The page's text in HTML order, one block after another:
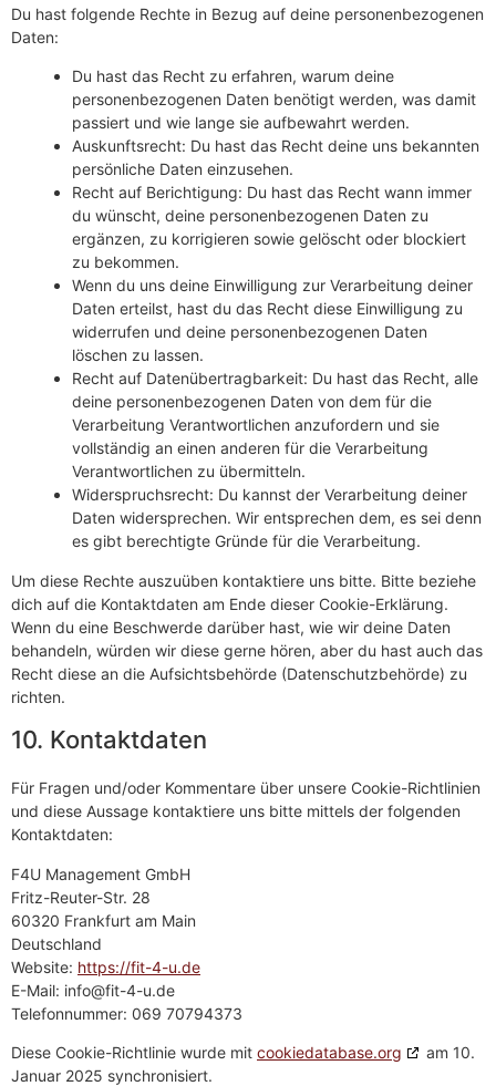
Du hast folgende Rechte in Bezug auf deine personenbezogenen
Daten:
Du hast das Recht zu erfahren, warum deine
personenbezogenen Daten benötigt werden, was damit
passiert und wie lange sie aufbewahrt werden.
Auskunftsrecht: Du hast das Recht deine uns bekannten
persönliche Daten einzusehen.
Recht auf Berichtigung: Du hast das Recht wann immer
du wünscht, deine personenbezogenen Daten zu
ergänzen, zu korrigieren sowie gelöscht oder blockiert
zu bekommen.
Wenn du uns deine Einwilligung zur Verarbeitung deiner
Daten erteilst, hast du das Recht diese Einwilligung zu
widerrufen und deine personenbezogenen Daten
löschen zu lassen.
Recht auf Datenübertragbarkeit: Du hast das Recht, alle
deine personenbezogenen Daten von dem für die
Verarbeitung Verantwortlichen anzufordern und sie
vollständig an einen anderen für die Verarbeitung
Verantwortlichen zu übermitteln.
Widerspruchsrecht: Du kannst der Verarbeitung deiner
Daten widersprechen. Wir entsprechen dem, es sei denn
es gibt berechtigte Gründe für die Verarbeitung.
Um diese Rechte auszuüben kontaktiere uns bitte. Bitte beziehe
dich auf die Kontaktdaten am Ende dieser Cookie-Erklärung.
Wenn du eine Beschwerde darüber hast, wie wir deine Daten
behandeln, würden wir diese gerne hören, aber du hast auch das
Recht diese an die Aufsichtsbehörde (Datenschutzbehörde) zu
richten.
10. Kontaktdaten
Für Fragen und/oder Kommentare über unsere Cookie-Richtlinien
und diese Aussage kontaktiere uns bitte mittels der folgenden
Kontaktdaten:
F4U Management GmbH
Fritz-Reuter-Str. 28
60320 Frankfurt am Main
Deutschland
Website: https://fit-4-u.de
E-Mail: info@fit-4-u.de
Telefonnummer: 069 70794373
Diese Cookie-Richtlinie wurde mit cookiedatabase.org
am 10.
Januar 2025 synchronisiert.